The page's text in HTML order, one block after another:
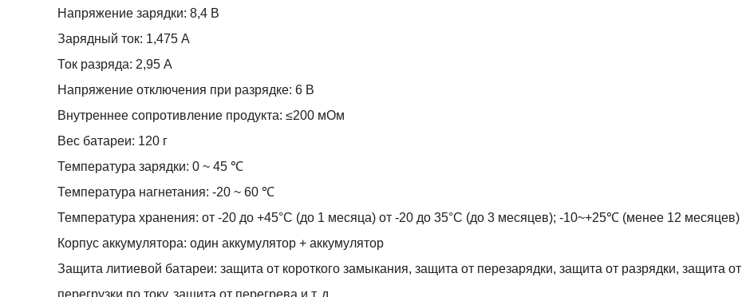
Напряжение зарядки: 8,4 В
Зарядный ток: 1,475 А
Ток разряда: 2,95 А
Напряжение отключения при разрядке: 6 В
Внутреннее сопротивление продукта: ≤200 мОм
Вес батареи: 120 г
Температура зарядки: 0 ~ 45 ℃
Температура нагнетания: -20 ~ 60 ℃
Температура хранения: от -20 до +45°С (до 1 месяца) от -20 до 35°С (до 3 месяцев); -10~+25℃ (менее 12 месяцев)
Корпус аккумулятора: один аккумулятор + аккумулятор
Защита литиевой батареи: защита от короткого замыкания, защита от перезарядки, защита от разрядки, защита от
перегрузки по току, защита от перегрева и т. д.